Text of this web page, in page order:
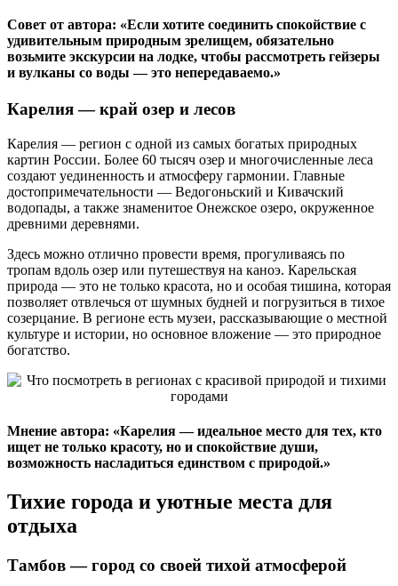
Совет от автора: «Если хотите соединить спокойствие с
удивительным природным зрелищем, обязательно
возьмите экскурсии на лодке, чтобы рассмотреть гейзеры
и вулканы со воды — это непередаваемо.»
Карелия — край озер и лесов
Карелия — регион с одной из самых богатых природных
картин России. Более 60 тысяч озер и многочисленные леса
создают уединенность и атмосферу гармонии. Главные
достопримечательности — Ведогоньский и Кивачский
водопады, а также знаменитое Онежское озеро, окруженное
древними деревнями.
Здесь можно отлично провести время, прогуливаясь по
тропам вдоль озер или путешествуя на каноэ. Карельская
природа — это не только красота, но и особая тишина, которая
позволяет отвлечься от шумных будней и погрузиться в тихое
созерцание. В регионе есть музеи, рассказывающие о местной
культуре и истории, но основное вложение — это природное
богатство.
Мнение автора: «Карелия — идеальное место для тех, кто
ищет не только красоту, но и спокойствие души,
возможность насладиться единством с природой.»
Тихие города и уютные места для
отдыха
Тамбов — город со своей тихой атмосферой